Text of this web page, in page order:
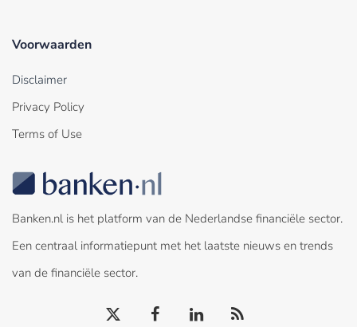
Voorwaarden
Disclaimer
Privacy Policy
Terms of Use
Banken.nl is het platform van de Nederlandse financiële sector.
Een centraal informatiepunt met het laatste nieuws en trends
van de financiële sector.